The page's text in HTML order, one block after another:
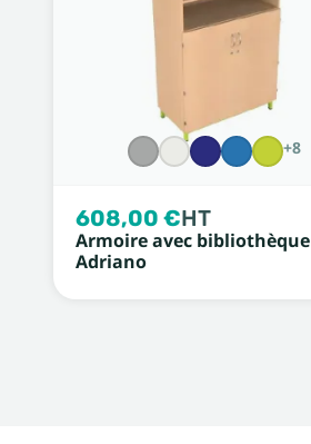
+8
608,00 €HT
Armoire avec bibliothèque
Adriano